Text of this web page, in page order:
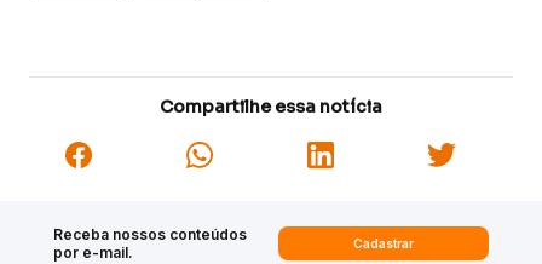
Compartilhe essa notícia
Receba nossos conteúdos
por e-mail.
Cadastrar